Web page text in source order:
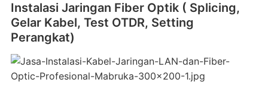
Instalasi Jaringan Fiber Optik ( Splicing,
Gelar Kabel, Test OTDR, Setting
Perangkat)